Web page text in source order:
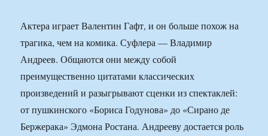
Актера играет Валентин Гафт, и он больше похож на
трагика, чем на комика. Суфлера — Владимир
Андреев. Общаются они между собой
преимущественно цитатами классических
произведений и разыгрывают сценки из спектаклей:
от пушкинского «Бориса Годунова» до «Сирано де
Бержерака» Эдмона Ростана. Андрееву достается роль